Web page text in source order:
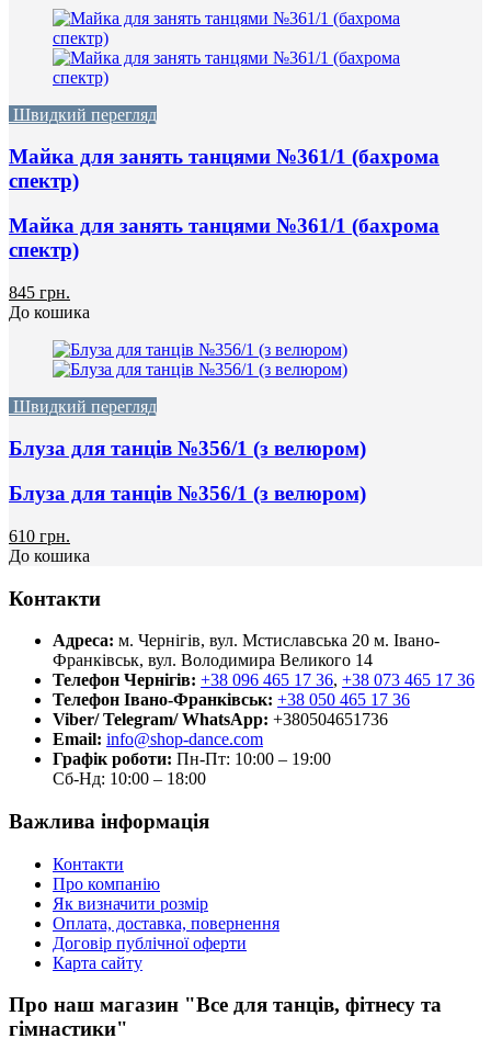
Швидкий перегляд
Майка для занять танцями №361/1 (бахрома
спектр)
Майка для занять танцями №361/1 (бахрома
спектр)
845 грн.
До кошика
Швидкий перегляд
Блуза для танців №356/1 (з велюром)
Блуза для танців №356/1 (з велюром)
610 грн.
До кошика
Контакти
Адреса: м. Чернігів, вул. Мстиславська 20 м. Івано-
Франківськ, вул. Володимира Великого 14
Телефон Чернігів: +38 096 465 17 36, +38 073 465 17 36
Телефон Івано-Франківськ: +38 050 465 17 36
Viber/ Telegram/ WhatsApp: +380504651736
Email: info@shop-dance.com
Графік роботи: Пн-Пт: 10:00 – 19:00
Сб-Нд: 10:00 – 18:00
Важлива інформація
Контакти
Про компанію
Як визначити розмір
Оплата, доставка, повернення
Договір публічної оферти
Карта сайту
Про наш магазин "Все для танців, фітнесу та
гімнастики"